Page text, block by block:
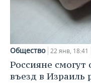
Общество 22 янв, 18:41
Россияне
въезд в Израиль